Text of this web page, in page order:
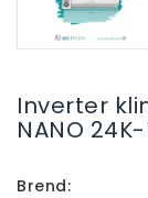
Inverter
NANO
Brend: